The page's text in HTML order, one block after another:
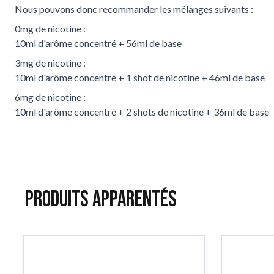
Nous pouvons donc recommander les mélanges suivants :
0mg de nicotine :
10ml d'arôme concentré + 56ml de base
3mg de nicotine :
10ml d'arôme concentré + 1 shot de nicotine + 46ml de base
6mg de nicotine :
10ml d'arôme concentré + 2 shots de nicotine + 36ml de base
Produits apparentés
Tu peux naviguer dans les éléments du carrousel à l'aide de
Appuie pour passer le carrousel